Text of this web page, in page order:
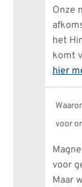
Onze
het
komt
hier
voor
voor
Maar